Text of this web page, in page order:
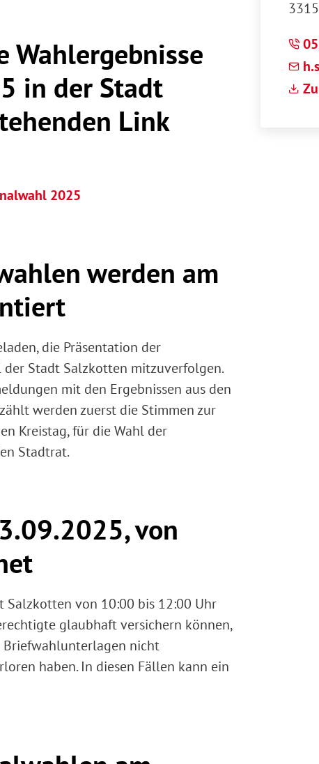
Wahlergebnisse
in der Stadt
Link
2025
werden am
die Präsentation der
der Stadt Salzkotten mitzuverfolgen.
mit den Ergebnissen aus den
werden zuerst die Stimmen zur
Kreistag, für die Wahl der
Stadtrat.
von
Salzkotten von 10:00 bis 12:00 Uhr
glaubhaft versichern können,
Briefwahlunterlagen nicht
haben. In diesen Fällen kann ein
h